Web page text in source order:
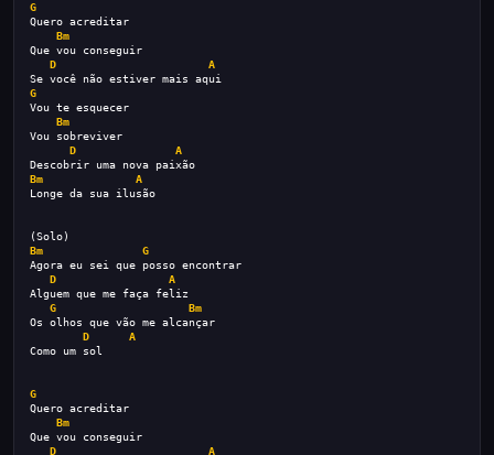
G
Quero acreditar
Bm
Que vou conseguir
D
A
Se você não estiver mais aqui
G
Vou te esquecer
Bm
Vou sobreviver
D
A
Descobrir uma nova paixão
Bm
A
Longe da sua ilusão
(Solo)
Bm
G
Agora eu sei que posso encontrar
D
A
Alguem que me faça feliz
G
Bm
Os olhos que vão me alcançar
D
A
Como um sol
G
Quero acreditar
Bm
Que vou conseguir
D
A